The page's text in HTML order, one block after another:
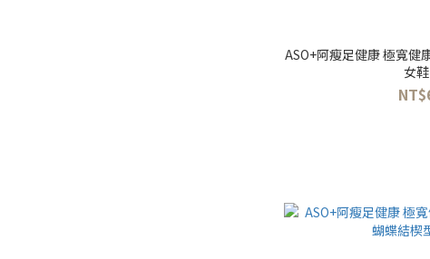
ASO+阿瘦足健康 極寬健
女